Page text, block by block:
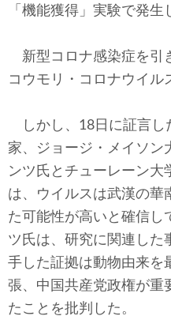
「機能獲得」実験で発生
新型コロナ感染症を引
コウモリ・コロナウイル
しかし、18日に証言し
家、ジョージ・メイソン
ンツ氏とチューレーン大
は、ウイルスは武漢の華
た可能性が高いと確信し
ツ氏は、研究に関連した
手した証拠は動物由来を
張、中国共産党政権が重
たことを批判した。